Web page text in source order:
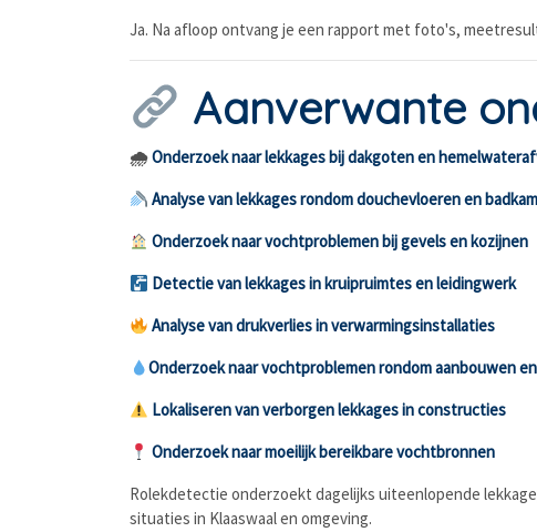
Ja. Na afloop ontvang je een rapport met foto's,
Aanverwante
🌧Onderzoek naar lekkages bij dakgoten en
Analyse van lekkages rondom douchevloeren en
Onderzoek naar vochtproblemen bij gevels en kozijnen
Detectie van lekkages in kruipruimtes en leidingwerk
Analyse van drukverlies in verwarmingsinstallaties
Onderzoek naar vochtproblemen rondom aanbouwen
Lokaliseren van verborgen lekkages in constructies
Onderzoek naar moeilijk bereikbare vochtbronnen
Rolekdetectie onderzoekt dagelijks uiteenlopende
situaties in Klaaswaal en omgeving.